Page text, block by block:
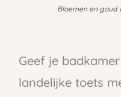
Bloemen en goud
Geef je
landelijke toets